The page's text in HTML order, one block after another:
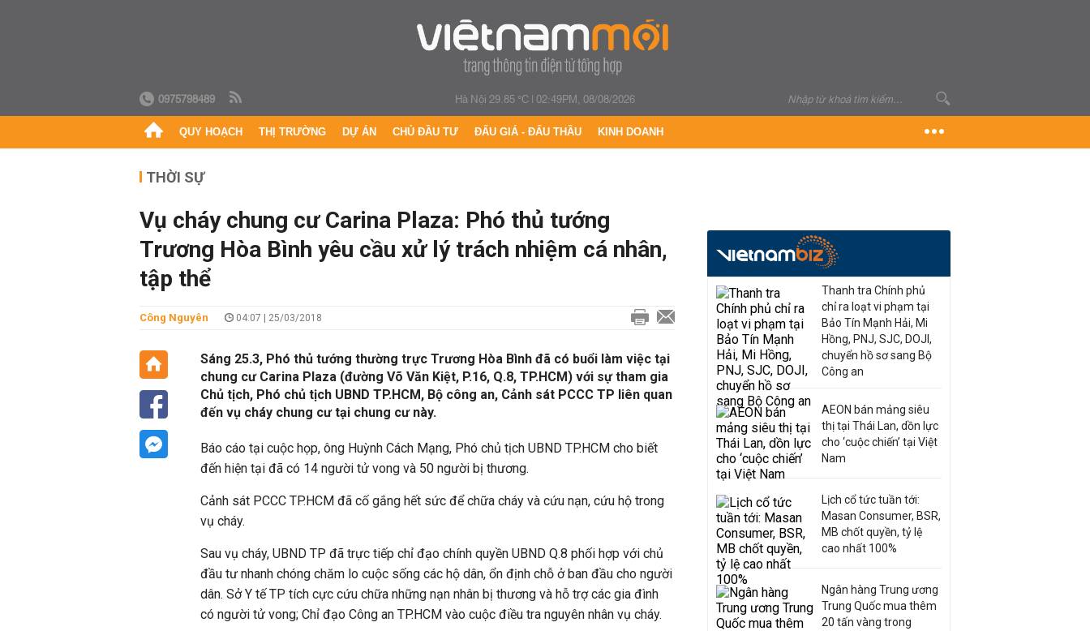
0975798489 Hà Nội 29.85 °C|02:49PM, 08/08/2026
QUY HOẠCH THỊ TRƯỜNG DỰ ÁN CHỦ ĐẦU TƯ ĐẤU GIÁ - ĐẤU THẦU KINH DOANH
THỜI SỰ
Vụ cháy chung cư Carina Plaza: Phó thủ tướng
Trương Hòa Bình yêu cầu xử lý trách nhiệm cá nhân,
tập thể
Công Nguyên 04:07 | 25/03/2018
Sáng 25.3, Phó thủ tướng thường trực Trương Hòa Bình đã có buổi làm việc tại
chung cư Carina Plaza (đường Võ Văn Kiệt, P.16, Q.8, TP.HCM) với sự tham gia
Chủ tịch, Phó chủ tịch UBND TP.HCM, Bộ công an, Cảnh sát PCCC TP liên quan
đến vụ cháy chung cư tại chung cư này.
Báo cáo tại cuộc họp, ông Huỳnh Cách Mạng, Phó chủ tịch UBND TP.HCM cho biết
đến hiện tại đã có 14 người tử vong và 50 người bị thương.
Cảnh sát PCCC TP.HCM đã cố gắng hết sức để chữa cháy và cứu nạn, cứu hộ trong
vụ cháy.
Sau vụ cháy, UBND TP đã trực tiếp chỉ đạo chính quyền UBND Q.8 phối hợp với chủ
đầu tư nhanh chóng chăm lo cuộc sống các hộ dân, ổn định chỗ ở ban đầu cho người
dân. Sở Y tế TP tích cực cứu chữa những nạn nhân bị thương và hỗ trợ các gia đình
có người tử vong; Chỉ đạo Công an TP.HCM vào cuộc điều tra nguyên nhân vụ cháy.
Thanh tra Chính phủ
chỉ ra loạt vi phạm tại
Bảo Tín Mạnh Hải, Mi
Hồng, PNJ, SJC, DOJI,
chuyển hồ sơ sang Bộ
Công an
AEON bán mảng siêu
thị tại Thái Lan, dồn lực
cho ‘cuộc chiến’ tại Việt
Nam
Lịch cổ tức tuần tới:
Masan Consumer, BSR,
MB chốt quyền, tỷ lệ
cao nhất 100%
Ngân hàng Trung ương
Trung Quốc mua thêm
20 tấn vàng trong